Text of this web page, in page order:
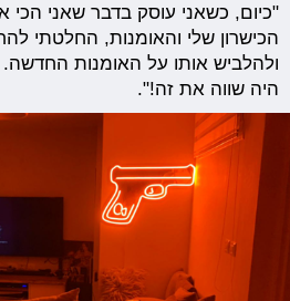
"כיום, כשאני עוסק בדבר שאני הכי
הכישרון שלי והאומנות, החלטתי
ולהלביש אותו על האומנות
היה שווה את זה!".